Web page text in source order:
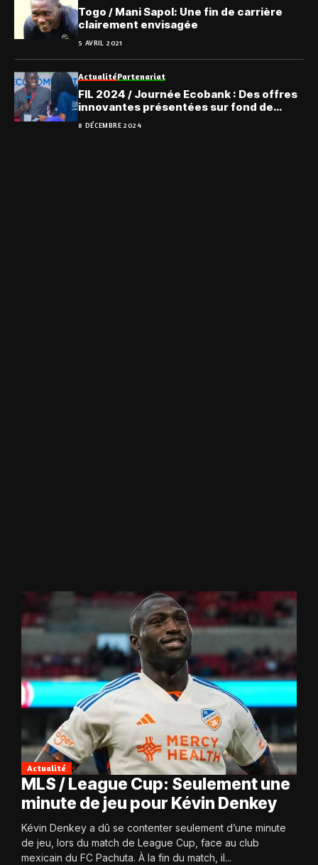
Togo / Mani Sapol: Une fin de carrière
clairement envisagée
5 AVRIL 2021
ActualitéPartenariat
FIL 2024 / Journée Ecobank : Des offres
innovantes présentées sur fond de
générosité
8 DÉCEMBRE 2024
Actualité
MLS / League Cup: Seulement une
minute de jeu pour Kévin Denkey
Kévin Denkey a dû se contenter seulement d’une minute
de jeu, lors du match de League Cup, face au club
mexicain du FC Pachuta. À la fin du match, il...